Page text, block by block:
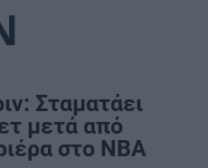
Σταματάει
μετά από
στο NBA